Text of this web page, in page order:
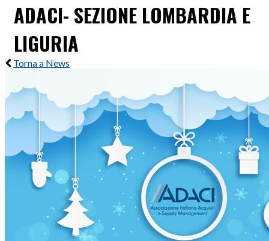
ADACI- SEZIONE LOMBARDIA E
LIGURIA
Torna a News